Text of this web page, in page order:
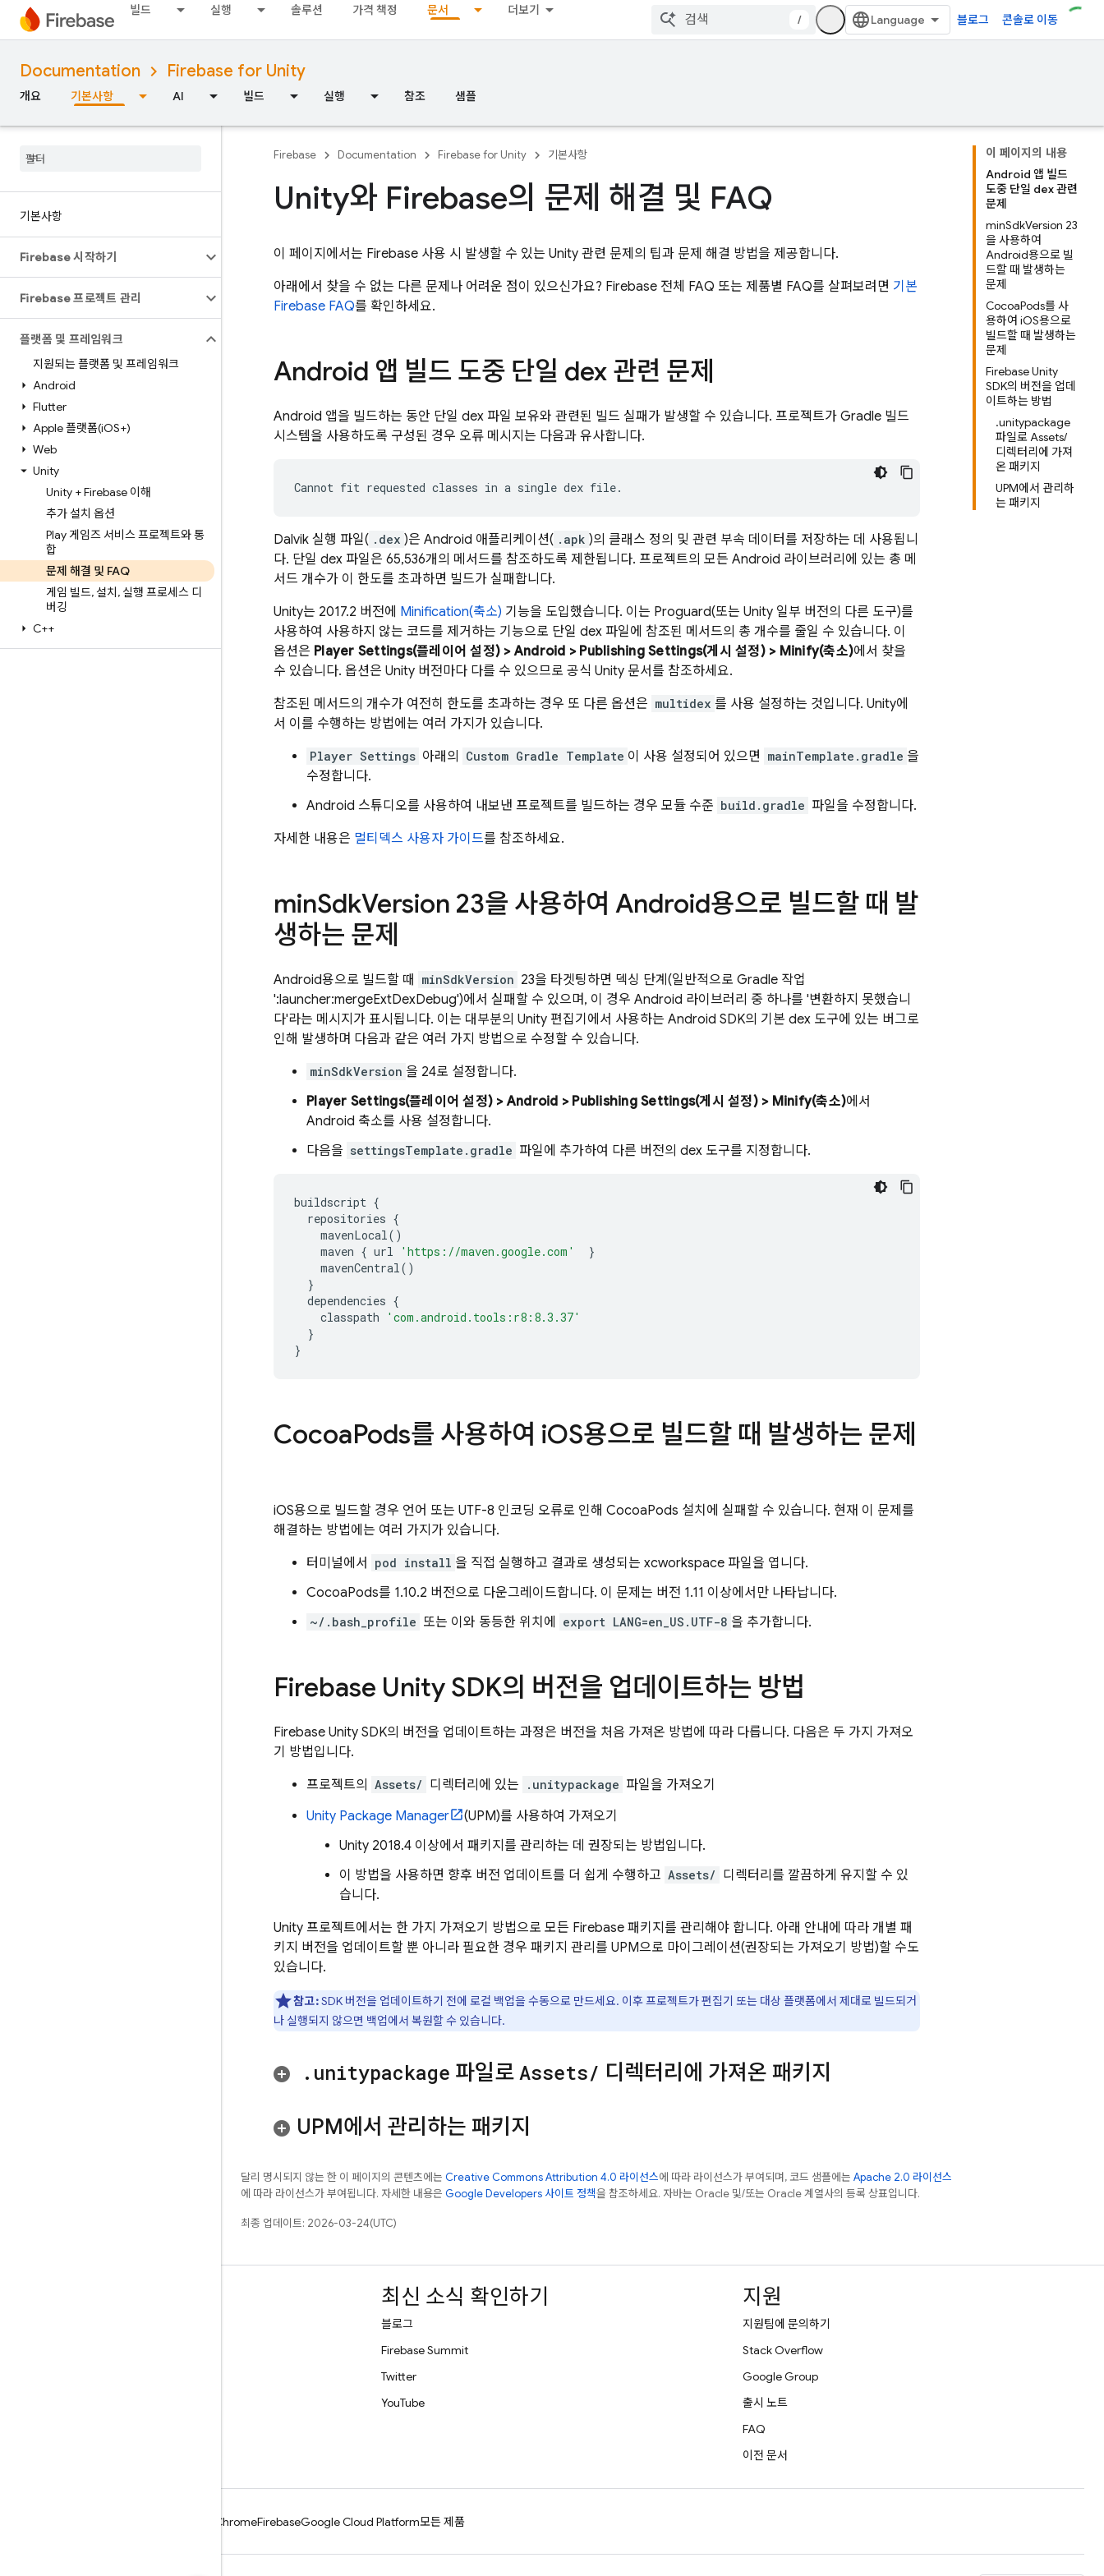
빌드 실행 솔루션 가격 책정 문서 더보기
/ 블로그 콘솔로 이동
Documentation Firebase for Unity
개요 기본사항 AI 빌드 실행 참조 샘플
기본사항
Firebase 시작하기
Firebase 프로젝트 관리
플랫폼 및 프레임워크
지원되는 플랫폼 및 프레임워크
Android
Flutter
Apple 플랫폼(iOS+)
Web
Unity
Unity + Firebase 이해
추가 설치 옵션
Play 게임즈 서비스 프로젝트와 통
합
문제 해결 및 FAQ
게임 빌드, 설치, 실행 프로세스 디
버깅
C++
이 페이지의 내용
Android 앱 빌드
도중 단일 dex 관련
문제
minSdkVersion 23
을 사용하여
Android용으로 빌
드할 때 발생하는
문제
CocoaPods를 사
용하여 iOS용으로
빌드할 때 발생하는
문제
Firebase Unity
SDK의 버전을 업데
이트하는 방법
.unitypackage
파일로 Assets/
디렉터리에 가져
온 패키지
UPM에서 관리하
는 패키지
Firebase Documentation Firebase for Unity 기본사항
Unity와 Firebase의 문제 해결 및 FAQ
이 페이지에서는 Firebase 사용 시 발생할 수 있는 Unity 관련 문제의 팁과 문제 해결 방법을 제공합니다.
아래에서 찾을 수 없는 다른 문제나 어려운 점이 있으신가요? Firebase 전체 FAQ 또는 제품별 FAQ를 살펴보려면 기본
Firebase FAQ를 확인하세요.
Android 앱 빌드 도중 단일 dex 관련 문제
Android 앱을 빌드하는 동안 단일 dex 파일 보유와 관련된 빌드 실패가 발생할 수 있습니다. 프로젝트가 Gradle 빌드
시스템을 사용하도록 구성된 경우 오류 메시지는 다음과 유사합니다.
Dalvik 실행 파일( .dex )은 Android 애플리케이션( .apk )의 클래스 정의 및 관련 부속 데이터를 저장하는 데 사용됩니
다. 단일 dex 파일은 65,536개의 메서드를 참조하도록 제한됩니다. 프로젝트의 모든 Android 라이브러리에 있는 총 메
서드 개수가 이 한도를 초과하면 빌드가 실패합니다.
Unity는 2017.2 버전에 Minification(축소) 기능을 도입했습니다. 이는 Proguard(또는 Unity 일부 버전의 다른 도구)를
사용하여 사용하지 않는 코드를 제거하는 기능으로 단일 dex 파일에 참조된 메서드의 총 개수를 줄일 수 있습니다. 이
옵션은 Player Settings(플레이어 설정) > Android > Publishing Settings(게시 설정) > Minify(축소)에서 찾을
수 있습니다. 옵션은 Unity 버전마다 다를 수 있으므로 공식 Unity 문서를 참조하세요.
참조된 메서드의 개수가 여전히 한도를 초과하는 경우 또 다른 옵션은 multidex 를 사용 설정하는 것입니다. Unity에
서 이를 수행하는 방법에는 여러 가지가 있습니다.
Player Settings 아래의 Custom Gradle Template 이 사용 설정되어 있으면 mainTemplate.gradle 을
수정합니다.
Android 스튜디오를 사용하여 내보낸 프로젝트를 빌드하는 경우 모듈 수준 build.gradle 파일을 수정합니다.
자세한 내용은 멀티덱스 사용자 가이드를 참조하세요.
minSdkVersion 23을 사용하여 Android용으로 빌드할 때 발
생하는 문제
Android용으로 빌드할 때 minSdkVersion 23을 타겟팅하면 덱싱 단계(일반적으로 Gradle 작업
':launcher:mergeExtDexDebug')에서 실패할 수 있으며, 이 경우 Android 라이브러리 중 하나를 '변환하지 못했습니
다'라는 메시지가 표시됩니다. 이는 대부분의 Unity 편집기에서 사용하는 Android SDK의 기본 dex 도구에 있는 버그로
인해 발생하며 다음과 같은 여러 가지 방법으로 수정할 수 있습니다.
minSdkVersion 을 24로 설정합니다.
Player Settings(플레이어 설정) > Android > Publishing Settings(게시 설정) > Minify(축소)에서
Android 축소를 사용 설정합니다.
다음을 settingsTemplate.gradle 파일에 추가하여 다른 버전의 dex 도구를 지정합니다.
buildscript {
repositories {
mavenLocal()
maven { url 'https://maven.google.com'
}
mavenCentral()
}
dependencies {
classpath
'com.android.tools:r8:8.3.37'
}
}
CocoaPods를 사용하여 iOS용으로 빌드할 때 발생하는 문제
iOS용으로 빌드할 경우 언어 또는 UTF-8 인코딩 오류로 인해 CocoaPods 설치에 실패할 수 있습니다. 현재 이 문제를
해결하는 방법에는 여러 가지가 있습니다.
터미널에서
pod install 을 직접 실행하고 결과로 생성되는 xcworkspace 파일을 엽니다.
CocoaPods를 1.10.2 버전으로 다운그레이드합니다. 이 문제는 버전 1.11 이상에서만 나타납니다.
~/.bash_profile 또는 이와 동등한 위치에 export LANG=en_US.UTF-8 을 추가합니다.
Firebase Unity SDK의 버전을 업데이트하는 방법
Firebase Unity SDK의 버전을 업데이트하는 과정은 버전을 처음 가져온 방법에 따라 다릅니다. 다음은 두 가지 가져오
기 방법입니다.
프로젝트의
Assets/ 디렉터리에 있는 .unitypackage 파일을 가져오기
Unity Package Manager
(UPM)를 사용하여 가져오기
Unity 2018.4 이상에서 패키지를 관리하는 데 권장되는 방법입니다.
이 방법을 사용하면 향후 버전 업데이트를 더 쉽게 수행하고 Assets/ 디렉터리를 깔끔하게 유지할 수 있
습니다.
Unity 프로젝트에서는 한 가지 가져오기 방법으로 모든 Firebase 패키지를 관리해야 합니다. 아래 안내에 따라 개별 패
키지 버전을 업데이트할 뿐 아니라 필요한 경우 패키지 관리를 UPM으로 마이그레이션(권장되는 가져오기 방법)할 수도
있습니다.
참고:SDK 버전을 업데이트하기 전에 로컬 백업을 수동으로 만드세요. 이후 프로젝트가 편집기 또는 대상 플랫폼에서 제대로 빌드되거
나 실행되지 않으면 백업에서 복원할 수 있습니다.
. unitypackage 파일로 Assets/ 디렉터리에 가져온 패키지
UPM에서 관리하는 패키지
달리 명시되지 않는 한 이 페이지의 콘텐츠에는 Creative Commons Attribution 4.0 라이선스에 따라 라이선스가 부여되며, 코드 샘플에는 Apache 2.0 라이선스
에 따라 라이선스가 부여됩니다. 자세한 내용은 Google Developers 사이트 정책을 참조하세요. 자바는 Oracle 및/또는 Oracle 계열사의 등록 상표입니다.
최종 업데이트: 2026-03-24(UTC)
최신 소식 확인하기
블로그
Firebase Summit
Twitter
YouTube
지원
지원팀에 문의하기
Stack Overflow
Google Group
출시 노트
FAQ
이전 문서
ChromeFirebaseGoogle Cloud Platform모든 제품